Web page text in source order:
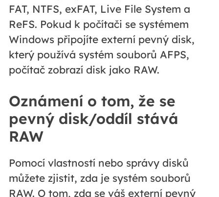
FAT, NTFS, exFAT, Live File System a
ReFS. Pokud k počítači se systémem
Windows připojíte externí pevný disk,
který používá systém souborů AFPS,
počítač zobrazí disk jako RAW.
Oznámení o tom, že se
pevný disk/oddíl stává
RAW
Pomocí vlastností nebo správy disků
můžete zjistit, zda je systém souborů
RAW. O tom, zda se váš externí pevný